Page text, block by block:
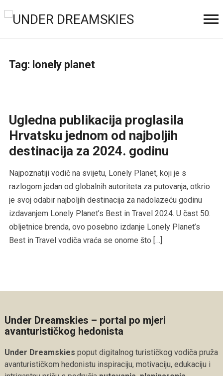
Tag: lonely planet
Ugledna publikacija proglasila
Hrvatsku jednom od najboljih
destinacija za 2024. godinu
Najpoznatiji vodič na svijetu, Lonely Planet, koji je s
razlogom jedan od globalnih autoriteta za putovanja, otkrio
je svoj odabir najboljih destinacija za nadolazeću godinu
izdavanjem Lonely Planet’s Best in Travel 2024. U čast 50.
obljetnice brenda, ovo posebno izdanje Lonely Planet’s
Best in Travel vodiča vraća se onome što […]
Under Dreamskies – portal po mjeri
avanturističkog hedonista
Under Dreamskies poput digitalnog turističkog vodiča pruža
avanturističkom hedonistu inspiraciju, motivaciju, edukaciju i